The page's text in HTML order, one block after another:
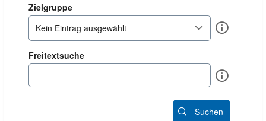
Zielgruppe
Kein Eintrag ausgewählt
Info
Freitextsuche
Info
Suchen